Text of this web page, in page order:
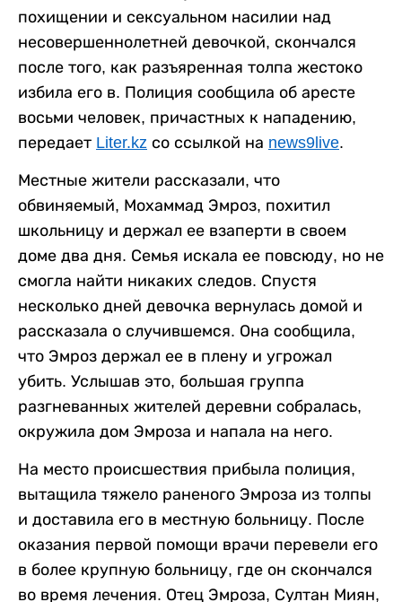
похищении и сексуальном насилии над
несовершеннолетней девочкой, скончался
после того, как разъяренная толпа жестоко
избила его в. Полиция сообщила об аресте
восьми человек, причастных к нападению,
передает Liter.kz со ссылкой на news9live.
Местные жители рассказали, что
обвиняемый, Мохаммад Эмроз, похитил
школьницу и держал ее взаперти в своем
доме два дня. Семья искала ее повсюду, но не
смогла найти никаких следов. Спустя
несколько дней девочка вернулась домой и
рассказала о случившемся. Она сообщила,
что Эмроз держал ее в плену и угрожал
убить. Услышав это, большая группа
разгневанных жителей деревни собралась,
окружила дом Эмроза и напала на него.
На место происшествия прибыла полиция,
вытащила тяжело раненого Эмроза из толпы
и доставила его в местную больницу. После
оказания первой помощи врачи перевели его
в более крупную больницу, где он скончался
во время лечения. Отец Эмроза, Султан Миян,